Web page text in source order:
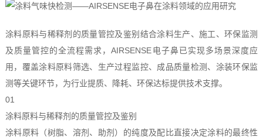
涂料原料与稀释剂的质量管控及鉴别结合涂料生产、施工、环保监测
及质量管控的全流程需求，AIRSENSE电子鼻已实现多场景深度应
用，覆盖涂料原料筛选、生产过程监控、成品质量检测、涂装环保监
测等关键环节，为行业提质、降耗、环保达标提供技术支撑。
01
涂料原料与稀释剂的质量管控及鉴别
涂料原料（树脂、溶剂、助剂）的纯度及配比直接决定涂料的最终性